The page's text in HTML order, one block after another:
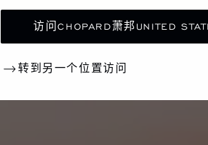
访问CHOPARD萧邦UNITED
转到另一个位置访问